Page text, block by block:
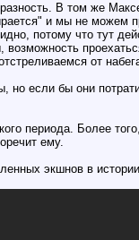
В том же
и мы не можем
потому что тут
от
но если бы они
периода. Более
ему.
экшнов в